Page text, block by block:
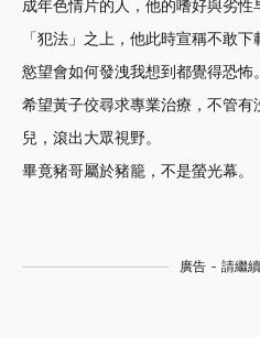
成年色情片的人，他的嗜好與劣
「犯法」之上，他此時宣稱不敢
慾望會如何發洩我想到都覺得恐怖。
希望黃子佼尋求專業治療，不管
兒，滾出大眾視野。
畢竟豬哥屬於豬籠，不是螢光幕。
廣告 - 請繼